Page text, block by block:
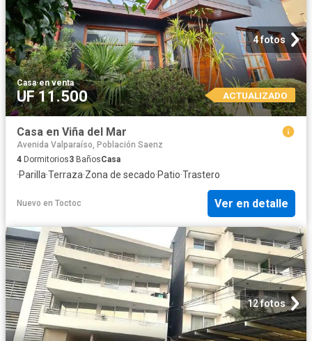
4 fotos
Casa·en venta
UF 11.500 ACTUALIZADO
Casa en Viña del Mar
Avenida Valparaíso, Población Saenz
4 Dormitorios3 BañosCasa
·Parilla·Terraza·Zona de secado·Patio·Trastero
Nuevo en Toctoc Ver en detalle
12 fotos